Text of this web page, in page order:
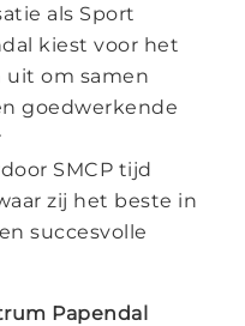
als Sport
kiest voor het
uit om samen
goedwerkende
SMCP tijd
zij het beste in
succesvolle
Papendal